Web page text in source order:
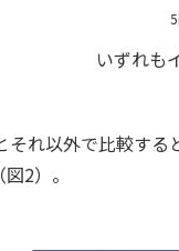
いずれも
それ以外で比較す
2）。